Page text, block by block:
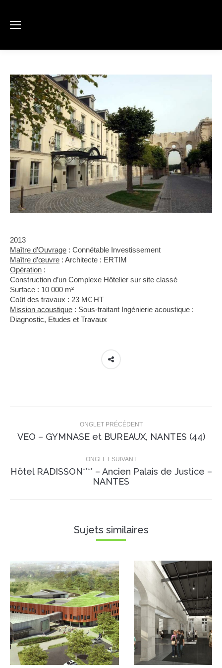
2013
Maître d’Ouvrage : Connétable Investissement
Maître d’œuvre : Architecte : ERTIM
Opération :
Construction d’un Complexe Hôtelier sur site classé
Surface : 10 000 m²
Coût des travaux : 23 M€ HT
Mission acoustique : Sous-traitant Ingénierie acoustique :
Diagnostic, Etudes et Travaux
commentaire
ONGLET PRÉCÉDENT
Onglet
VEO – GYMNASE et BUREAUX, NANTES (44)
ONGLET SUIVANT
Projets
similaires
Hôtel RADISSON**** – Ancien Palais de Justice –
NANTES
Sujets similaires